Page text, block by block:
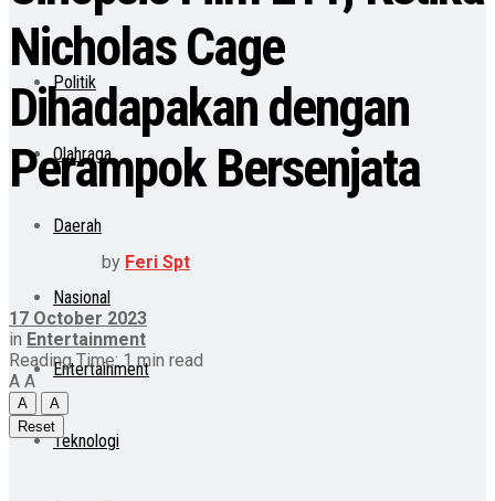
Politik
Olahraga
Daerah
Nasional
Entertainment
Teknologi
Nicholas Cage
Dihadapakan dengan
Perampok Bersenjata
by Feri Spt
17 October 2023
in Entertainment
Reading Time: 1 min read
A A
A
A
Reset